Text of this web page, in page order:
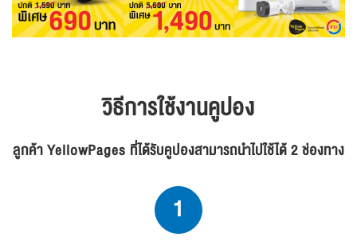
วิธีการใช้งานคูปอง
ลูกค้า YellowPages ที่ได้รับคูปองสามารถนำไปใช้ได้ 2 ช่องทาง
1